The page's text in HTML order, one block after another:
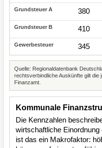
380
410
345
Quelle: Regionaldatenbank
rechtsverbindliche Auskünfte gilt die
Finanzamt.
Kommunale
Die Kennzahlen
wirtschaftliche
ist das ein Makrofaktor: